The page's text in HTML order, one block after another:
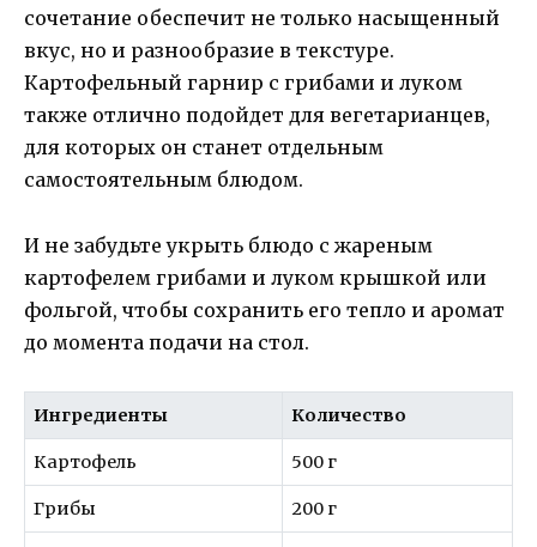
сочетание обеспечит не только насыщенный
вкус, но и разнообразие в текстуре.
Картофельный гарнир с грибами и луком
также отлично подойдет для вегетарианцев,
для которых он станет отдельным
самостоятельным блюдом.
И не забудьте укрыть блюдо с жареным
картофелем грибами и луком крышкой или
фольгой, чтобы сохранить его тепло и аромат
до момента подачи на стол.
Ингредиенты Количество
Картофель 500 г
Грибы 200 г